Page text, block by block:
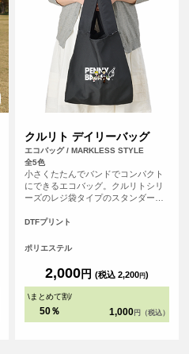
クルリト デイリーバッグ
エコバッグ / MARKLESS STYLE
全5色
小さくたたんでバンドでコンパクト
にできるエコバッグ。クルリトシリ
ーズのレジ袋タイプのスタンダード
DTFプリント
ポリエステル
2,000円 (税込 2,200円)
\まとめて割/
50％ 1,000 円（税込）